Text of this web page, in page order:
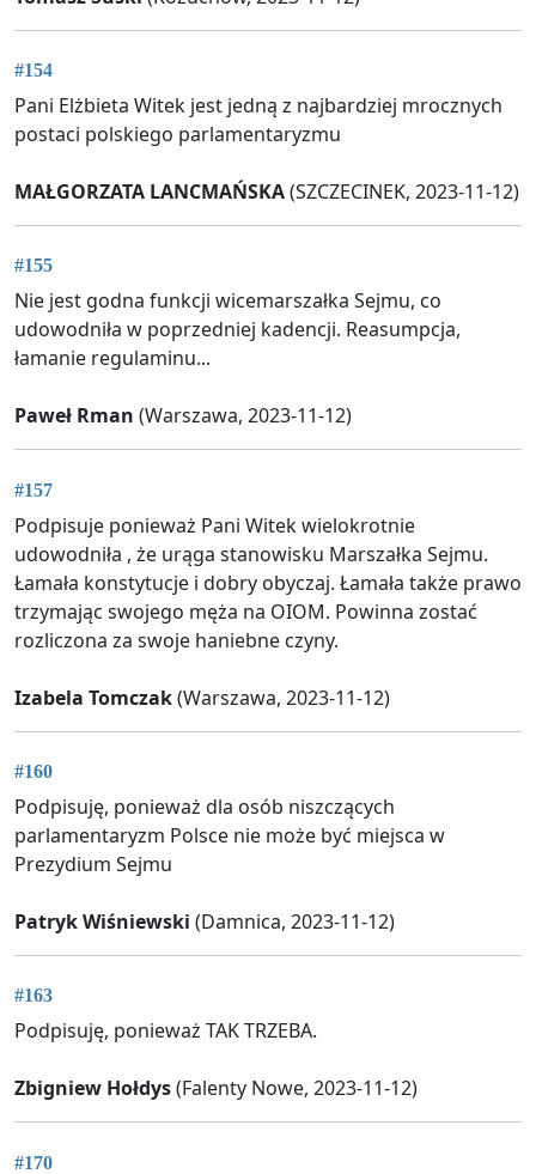
#154
Pani Elżbieta Witek jest jedną z najbardziej mrocznych
postaci polskiego parlamentaryzmu
MAŁGORZATA LANCMAŃSKA(SZCZECINEK, 2023-11-12)
#155
Nie jest godna funkcji wicemarszałka Sejmu, co
udowodniła w poprzedniej kadencji. Reasumpcja,
łamanie regulaminu...
Paweł Rman (Warszawa, 2023-11-12)
#157
Podpisuje ponieważ Pani Witek wielokrotnie
udowodniła , że urąga stanowisku Marszałka Sejmu.
Łamała konstytucje i dobry obyczaj. Łamała także prawo
trzymając swojego męża na OIOM. Powinna zostać
rozliczona za swoje haniebne czyny.
Izabela Tomczak(Warszawa, 2023-11-12)
#160
Podpisuję, ponieważ dla osób niszczących
parlamentaryzm Polsce nie może być miejsca w
Prezydium Sejmu
Patryk Wiśniewski (Damnica, 2023-11-12)
#163
Podpisuję, ponieważ TAK TRZEBA.
Zbigniew Hołdys(Falenty Nowe, 2023-11-12)
#170